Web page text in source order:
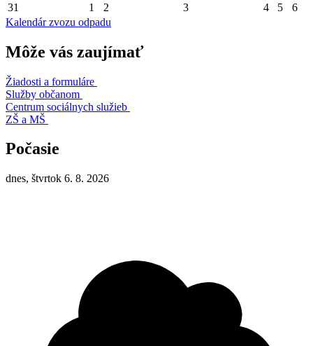
31
1 2 3 4 5
6
Kalendár zvozu odpadu
Môže vás zaujímať
Žiadosti a formuláre
Služby občanom
Centrum sociálnych služieb
ZŠ a MŠ
Počasie
dnes, štvrtok 6. 8. 2026